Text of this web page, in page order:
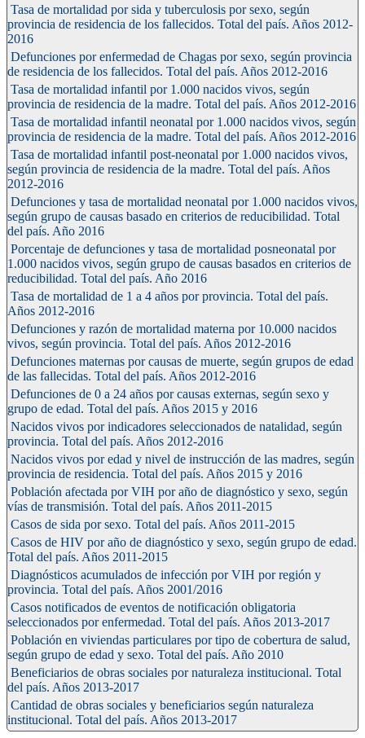
Tasa de mortalidad por sida y tuberculosis por sexo, según
provincia de residencia de los fallecidos. Total del país. Años 2012-
2016
Defunciones por enfermedad de Chagas por sexo, según provincia
de residencia de los fallecidos. Total del país. Años 2012-2016
Tasa de mortalidad infantil por 1.000 nacidos vivos, según
provincia de residencia de la madre. Total del país. Años 2012-2016
Tasa de mortalidad infantil neonatal por 1.000 nacidos vivos, según
provincia de residencia de la madre. Total del país. Años 2012-2016
Tasa de mortalidad infantil post-neonatal por 1.000 nacidos vivos,
según provincia de residencia de la madre. Total del país. Años
2012-2016
Defunciones y tasa de mortalidad neonatal por 1.000 nacidos vivos,
según grupo de causas basado en criterios de reducibilidad. Total
del país. Año 2016
Porcentaje de defunciones y tasa de mortalidad posneonatal por
1.000 nacidos vivos, según grupo de causas basados en criterios de
reducibilidad. Total del país. Año 2016
Tasa de mortalidad de 1 a 4 años por provincia. Total del país.
Años 2012-2016
Defunciones y razón de mortalidad materna por 10.000 nacidos
vivos, según provincia. Total del país. Años 2012-2016
Defunciones maternas por causas de muerte, según grupos de edad
de las fallecidas. Total del país. Años 2012-2016
Defunciones de 0 a 24 años por causas externas, según sexo y
grupo de edad. Total del país. Años 2015 y 2016
Nacidos vivos por indicadores seleccionados de natalidad, según
provincia. Total del país. Años 2012-2016
Nacidos vivos por edad y nivel de instrucción de las madres, según
provincia de residencia. Total del país. Años 2015 y 2016
Población afectada por VIH por año de diagnóstico y sexo, según
vías de transmisión. Total del país. Años 2011-2015
Casos de sida por sexo. Total del país. Años 2011-2015
Casos de HIV por año de diagnóstico y sexo, según grupo de edad.
Total del país. Años 2011-2015
Diagnósticos acumulados de infección por VIH por región y
provincia. Total del país. Años 2001/2016
Casos notificados de eventos de notificación obligatoria
seleccionados por enfermedad. Total del país. Años 2013-2017
Población en viviendas particulares por tipo de cobertura de salud,
según grupo de edad y sexo. Total del país. Año 2010
Beneficiarios de obras sociales por naturaleza institucional. Total
del país. Años 2013-2017
Cantidad de obras sociales y beneficiarios según naturaleza
institucional. Total del país. Años 2013-2017